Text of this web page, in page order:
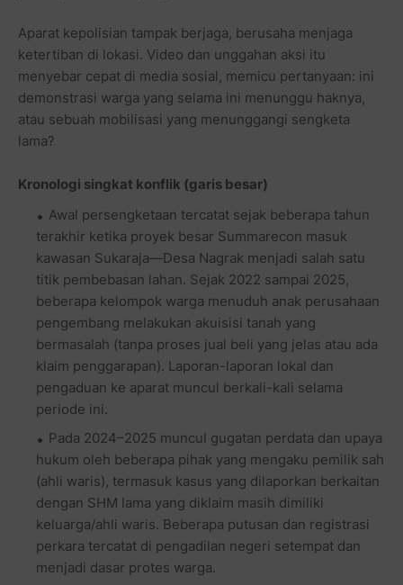
Aparat kepolisian tampak berjaga, berusaha menjaga
ketertiban di lokasi. Video dan unggahan aksi itu
menyebar cepat di media sosial, memicu pertanyaan: ini
demonstrasi warga yang selama ini menunggu haknya,
atau sebuah mobilisasi yang menunggangi sengketa
lama?
Kronologi singkat konflik (garis besar)
Awal persengketaan tercatat sejak beberapa tahun
terakhir ketika proyek besar Summarecon masuk
kawasan Sukaraja—Desa Nagrak menjadi salah satu
titik pembebasan lahan. Sejak 2022 sampai 2025,
beberapa kelompok warga menuduh anak perusahaan
pengembang melakukan akuisisi tanah yang
bermasalah (tanpa proses jual beli yang jelas atau ada
klaim penggarapan). Laporan-laporan lokal dan
pengaduan ke aparat muncul berkali-kali selama
periode ini.
Pada 2024–2025 muncul gugatan perdata dan upaya
hukum oleh beberapa pihak yang mengaku pemilik sah
(ahli waris), termasuk kasus yang dilaporkan berkaitan
dengan SHM lama yang diklaim masih dimiliki
keluarga/ahli waris. Beberapa putusan dan registrasi
perkara tercatat di pengadilan negeri setempat dan
menjadi dasar protes warga.